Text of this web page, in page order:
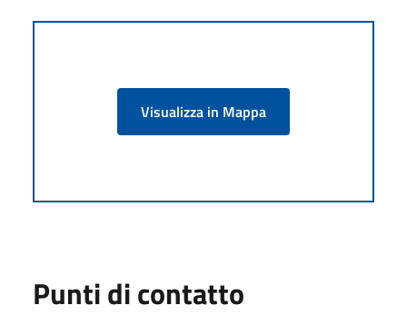
Visualizza in Mappa
Punti di contatto